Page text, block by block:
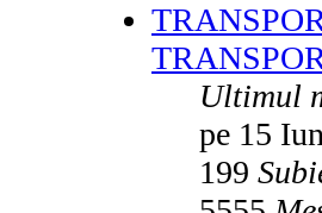
Ultimul
pe 15
199